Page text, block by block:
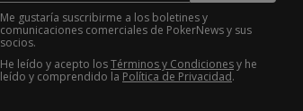
Me gustaría suscribirme a los boletines y
comunicaciones comerciales de PokerNews y sus
socios.
He leído y acepto losTérminos y Condicionesy he
leído y comprendido la Política de Privacidad.